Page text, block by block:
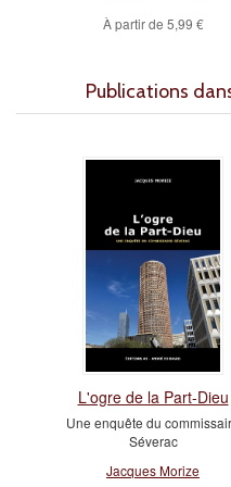
À partir de 5,99 €
Publications
L'ogre de la Part-Dieu
Une enquête du
Séverac
Jacques Morize